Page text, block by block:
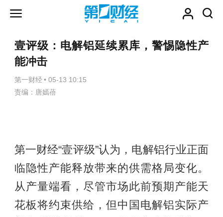
壹评级：电解铝延续累库，警惕隐性产
能冲击
第一财经 • 05-13 10:15
责编：唐嫣蓓
第一财经“壹评级”认为，电解铝行业正面
临隐性产能释放带来的供需格局变化。
从产量端看，尽管市场此前预期产能天
花板将约束供给，但中国电解铝实际产